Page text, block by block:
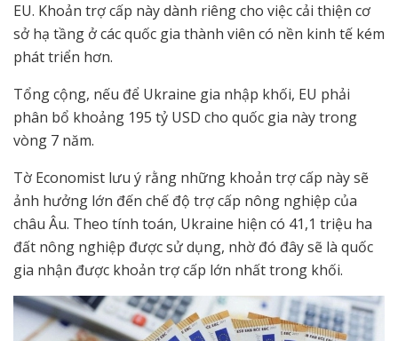
EU. Khoản trợ cấp này dành riêng cho việc cải thiện cơ
sở hạ tầng ở các quốc gia thành viên có nền kinh tế kém
phát triển hơn.
Tổng cộng, nếu để Ukraine gia nhập khối, EU phải
phân bổ khoảng 195 tỷ USD cho quốc gia này trong
vòng 7 năm.
Tờ Economist lưu ý rằng những khoản trợ cấp này sẽ
ảnh hưởng lớn đến chế độ trợ cấp nông nghiệp của
châu Âu. Theo tính toán, Ukraine hiện có 41,1 triệu ha
đất nông nghiệp được sử dụng, nhờ đó đây sẽ là quốc
gia nhận được khoản trợ cấp lớn nhất trong khối.